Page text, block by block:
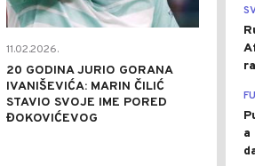
11.02.2026.
20 GODINA JURIO GORANA
IVANIŠEVIĆA: MARIN ČILIĆ
STAVIO SVOJE IME PORED
ĐOKOVIĆEVOG
a